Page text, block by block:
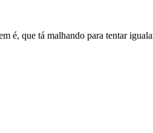
é, que tá malhando para tentar